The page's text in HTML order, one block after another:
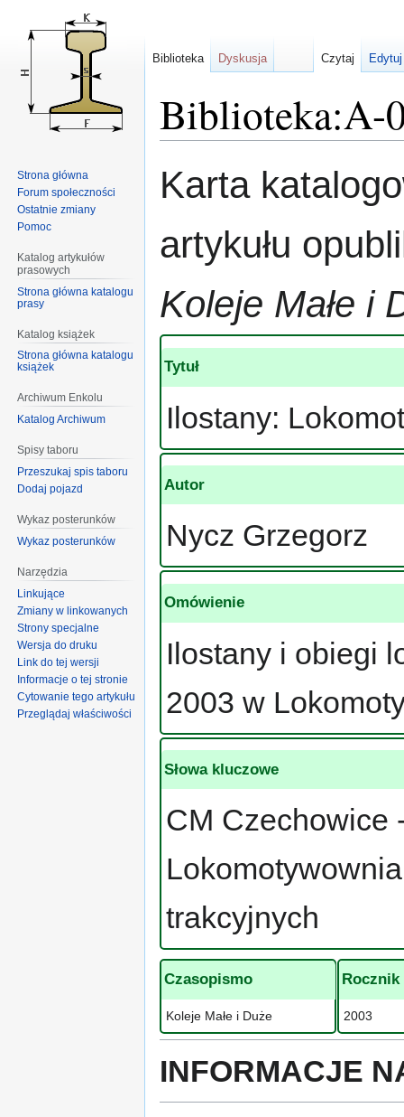
Biblioteka:A-
do
do
Karta
artykułu
Koleje Małe i
Tytuł
Ilostany:
Autor
Nycz Grzegorz
Omówienie
Ilostany i obiegi
2003 w
Słowa kluczowe
CM Czechowice
trakcyjnych
Czasopismo
Koleje Małe i Duże
Rocznik
2003
INFORMACJE
Biblioteka Dyskusja Czytaj
Strona główna
Forum społeczności
Ostatnie zmiany
Pomoc
Katalog artykułów
prasowych
Strona główna katalogu
prasy
Katalog książek
Strona główna katalogu
książek
Archiwum Enkolu
Katalog Archiwum
Spisy taboru
Przeszukaj spis taboru
Dodaj pojazd
Wykaz posterunków
Wykaz posterunków
Narzędzia
Linkujące
Zmiany w linkowanych
Strony specjalne
Wersja do druku
Link do tej wersji
Informacje o tej stronie
Cytowanie tego artykułu
Przeglądaj właściwości